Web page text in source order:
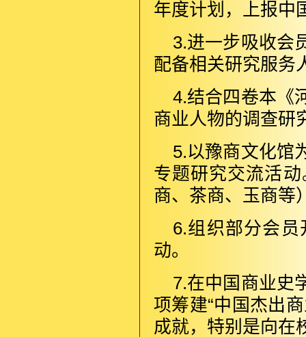
年度计划，上报中
3.进一步吸收会
配备相关研究服务
4.结合四卷本《
商业人物的调查研
5.以豫商文化馆
专题研究交流活
商、茶商、玉商等
6.组织部分会
动。
7.在中国商业史
项筹建“中国杰出
成就，特别是向在